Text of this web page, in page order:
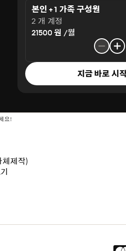
『올 클리어』의 어둠 속으로요.
미를 장식하게 될지도 모르는 작
행은 아름다워집니다.
본인 + 1 가족 구성원
2 개 계정
21500 원 /월
지금 바로 시
요!
체제작)